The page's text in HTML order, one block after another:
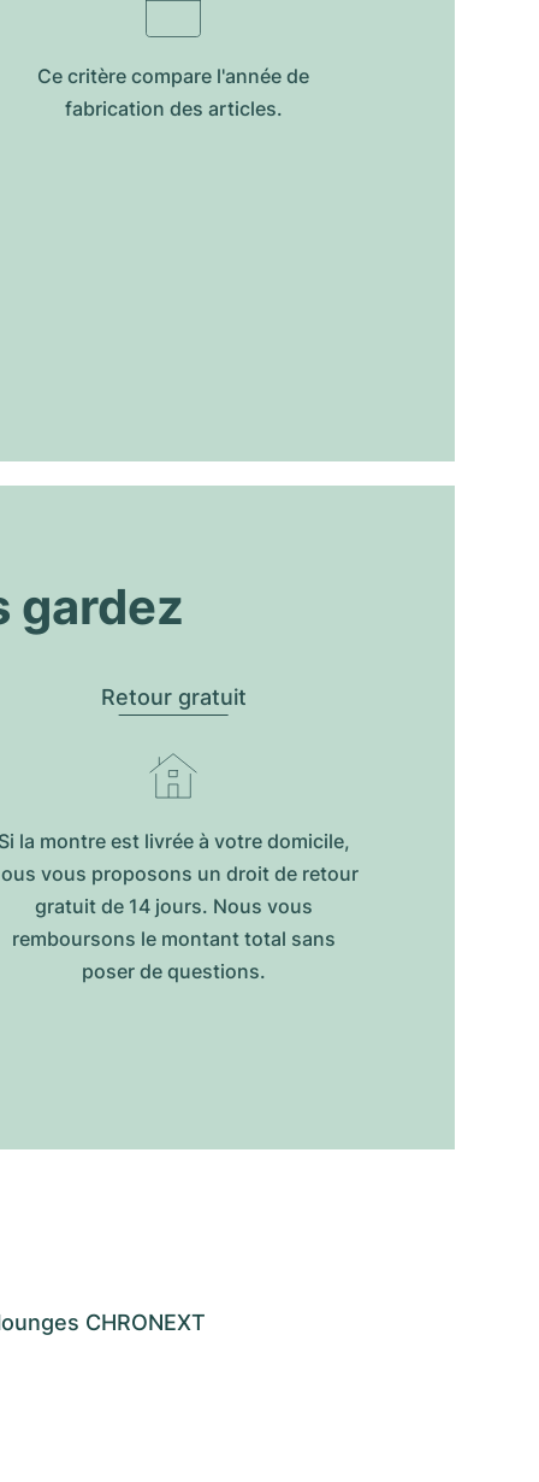
Ce critère compare l'année de
fabrication des articles.
gardez
Retour gratuit
la montre est livrée à votre domicile,
vous proposons un droit de retour
gratuit de 14 jours. Nous vous
remboursons le montant total sans
poser de questions.
CHRONEXT